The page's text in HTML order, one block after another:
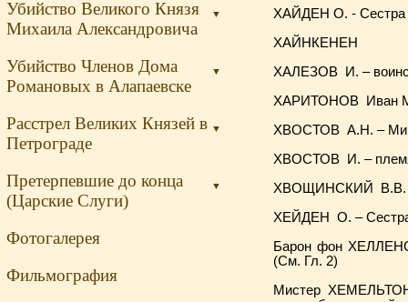
▼
Убийство Великого Князя
Михаила Александровича
▼
Убийство Членов Дома
Романовых в Алапаевске
▼
Расстрел Великих Князей в
Петрограде
▼
Претерпевшие до конца
(Царские Слуги)
Фотогалерея
Фильмография
ХАЙДЕН О. - Сестра
ХАЙНКЕНЕН
ХАЛЕЗОВ И. –
ХАРИТОНОВ Иван
ХВОСТОВ А.Н. –
ХВОСТОВ И. –
ХВОЩИНСКИЙ В.В. –
ХЕЙДЕН О. –
Барон фон
(См. Гл. 2)
Мистер